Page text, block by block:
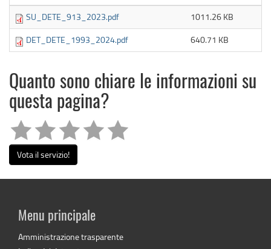
SU_DETE_913_2023.pdf
1011.26 KB
DET_DETE_1993_2024.pdf
640.71 KB
Quanto sono chiare le informazioni su
questa pagina?
Vota il servizio!
Menu principale
Amministrazione trasparente